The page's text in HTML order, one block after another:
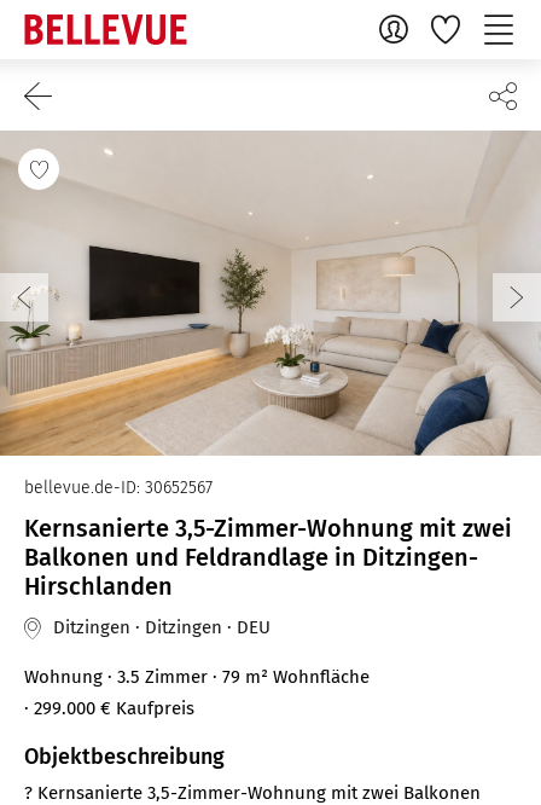
bellevue.de-ID: 30652567
Kernsanierte 3,5-Zimmer-Wohnung mit zwei
Balkonen und Feldrandlage in Ditzingen-
Hirschlanden
Ditzingen · Ditzingen · DEU
Wohnung · 3.5 Zimmer · 79 m² Wohnfläche
· 299.000 € Kaufpreis
Objektbeschreibung
? Kernsanierte 3,5-Zimmer-Wohnung mit zwei Balkonen